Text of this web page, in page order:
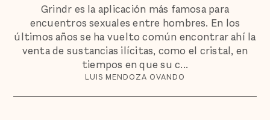
Grindr es la aplicación más famosa para
encuentros sexuales entre hombres. En los
últimos años se ha vuelto común encontrar ahí la
venta de sustancias ilícitas, como el cristal, en
tiempos en que su c...
LUIS MENDOZA OVANDO